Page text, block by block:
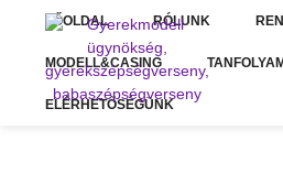
FŐOLDAL RÓLUNK
MODELL&CASING
ELÉRHETŐSÉGÜNK